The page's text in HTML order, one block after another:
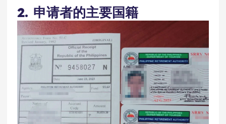
2. 申请者的主要国籍